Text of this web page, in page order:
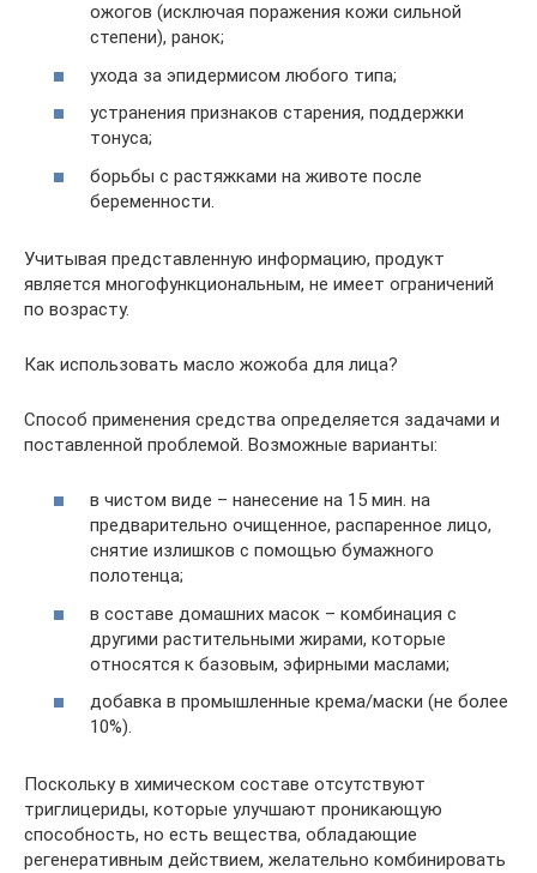
ожогов (исключая поражения кожи сильной
степени), ранок;
ухода за эпидермисом любого типа;
устранения признаков старения, поддержки
тонуса;
борьбы с растяжками на животе после
беременности.
Учитывая представленную информацию, продукт
является многофункциональным, не имеет ограничений
по возрасту.
Как использовать масло жожоба для лица?
Способ применения средства определяется задачами и
поставленной проблемой. Возможные варианты:
в чистом виде – нанесение на 15 мин. на
предварительно очищенное, распаренное лицо,
снятие излишков с помощью бумажного
полотенца;
в составе домашних масок – комбинация с
другими растительными жирами, которые
относятся к базовым, эфирными маслами;
добавка в промышленные крема/маски (не более
10%).
Поскольку в химическом составе отсутствуют
триглицериды, которые улучшают проникающую
способность, но есть вещества, обладающие
регенеративным действием, желательно комбинировать